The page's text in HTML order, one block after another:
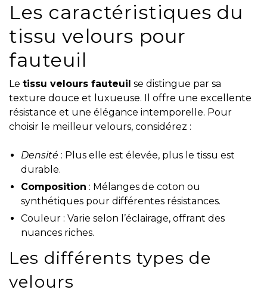
Les caractéristiques du
tissu velours pour
fauteuil
Le tissu velours fauteuil se distingue par sa
texture douce et luxueuse. Il offre une excellente
résistance et une élégance intemporelle. Pour
choisir le meilleur velours, considérez :
Densité : Plus elle est élevée, plus le tissu est
durable.
Composition : Mélanges de coton ou
synthétiques pour différentes résistances.
Couleur : Varie selon l’éclairage, offrant des
nuances riches.
Les différents types de
velours